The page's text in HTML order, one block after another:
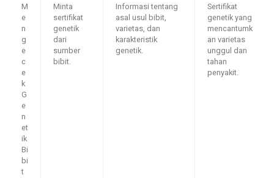
M
e
n
g
e
c
e
k
G
e
n
et
ik
Bi
bi
t
Minta
sertifikat
genetik
dari
sumber
bibit.
Informasi tentang
asal usul bibit,
varietas, dan
karakteristik
genetik.
Sertifikat
genetik yang
mencantumk
an varietas
unggul dan
tahan
penyakit.